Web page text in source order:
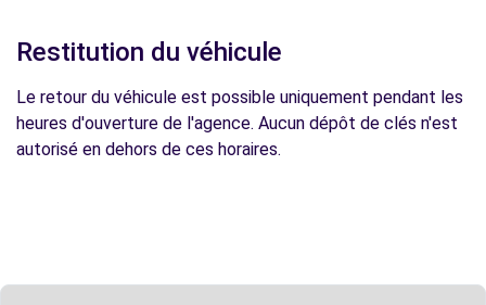
Restitution du véhicule
Le retour du véhicule est possible uniquement pendant les
heures d'ouverture de l'agence. Aucun dépôt de clés n'est
autorisé en dehors de ces horaires.